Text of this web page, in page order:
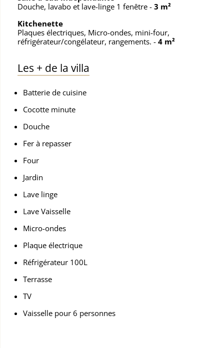
Douche, lavabo et lave-linge 1 fenêtre - 3 m²
Kitchenette
Plaques électriques, Micro-ondes, mini-four,
réfrigérateur/congélateur, rangements. - 4 m²
Les + de la villa
Batterie de cuisine
Cocotte minute
Douche
Fer à repasser
Four
Jardin
Lave linge
Lave Vaisselle
Micro-ondes
Plaque électrique
Réfrigérateur 100L
Terrasse
TV
Vaisselle pour 6 personnes